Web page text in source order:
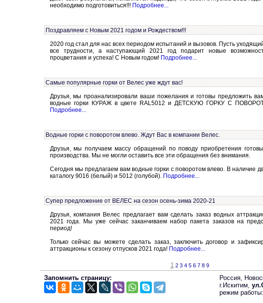
необходимо подготовиться!!! Подробнее...
Поздравляем с Новым 2021 годом и Рождеством!!!
2020 год стал для нас всех периодом испытаний и вызовов. Пусть
все трудности, а наступающий 2021 год подарит новые
процветания и успеха! С Новым годом! Подробнее...
Самые популярные горки от Велес уже ждут вас!
Друзья, мы проанализировали ваши пожелания и готовы предложить
водные горки КУРАЖ в цвете RAL5012 и ДЕТСКУЮ ГОРКУ С
Подробнее...
Водные горки с поворотом влево. Ждут Вас в компании Велес.
Друзья, мы получаем массу обращений по поводу приобретения
производства. Мы не могли оставить все эти обращения без внимания.
Сегодня мы предлагаем вам водные горки с поворотом влево. В наличие
каталогу 9016 (белый) и 5012 (голубой). Подробнее...
Супер предложение от ВЕЛЕС на сезон осень-зима 2020-21
Друзья, компания Велес предлагает вам сделать заказ водных
2021 года. Мы уже сейчас заканчиваем набор пакета заказов на
период!
Только сейчас вы можете сделать заказ, заключить договор и
аттракционы к сезону отпусков 2021 года! Подробнее...
1 2 3 4 5 6 7 8 9
Запомнить страницу:
Россия,
г.Искитим,
режим